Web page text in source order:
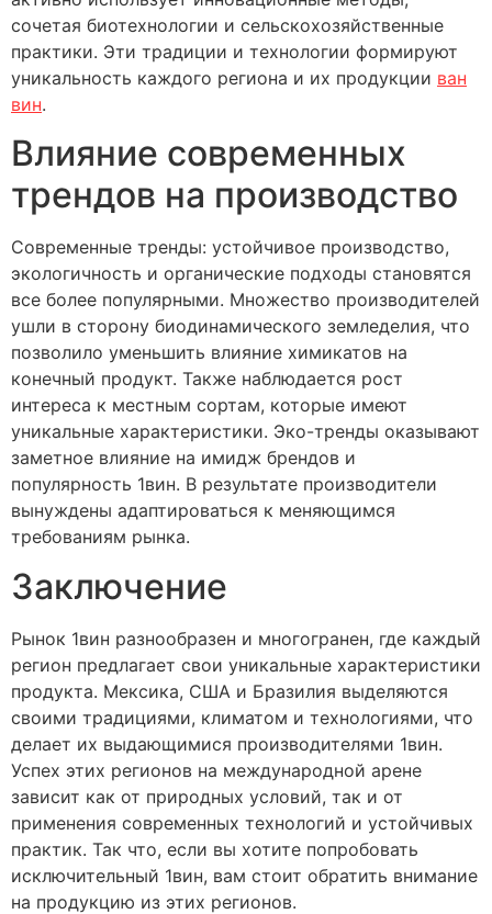
сочетая биотехнологии и сельскохозяйственные
практики. Эти традиции и технологии формируют
уникальность каждого региона и их продукции ван
вин.
Влияние современных
трендов на производство
Современные тренды: устойчивое производство,
экологичность и органические подходы становятся
все более популярными. Множество производителей
ушли в сторону биодинамического земледелия, что
позволило уменьшить влияние химикатов на
конечный продукт. Также наблюдается рост
интереса к местным сортам, которые имеют
уникальные характеристики. Эко-тренды оказывают
заметное влияние на имидж брендов и
популярность 1вин. В результате производители
вынуждены адаптироваться к меняющимся
требованиям рынка.
Заключение
Рынок 1вин разнообразен и многогранен, где каждый
регион предлагает свои уникальные характеристики
продукта. Мексика, США и Бразилия выделяются
своими традициями, климатом и технологиями, что
делает их выдающимися производителями 1вин.
Успех этих регионов на международной арене
зависит как от природных условий, так и от
применения современных технологий и устойчивых
практик. Так что, если вы хотите попробовать
исключительный 1вин, вам стоит обратить внимание
на продукцию из этих регионов.